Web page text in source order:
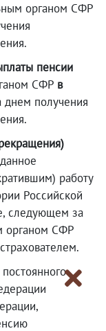
органом СФР
пенсии
СФР в
днем получения
работу
Российской
следующем за
органом СФР